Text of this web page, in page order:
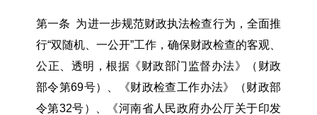
第一条 为进一步规范财政执法检查行为，全面推
行“双随机、一公开”工作，确保财政检查的客观、
公正、透明，根据《财政部门监督办法》（财政
部令第69号）、《财政检查工作办法》（财政部
令第32号）、《河南省人民政府办公厅关于印发